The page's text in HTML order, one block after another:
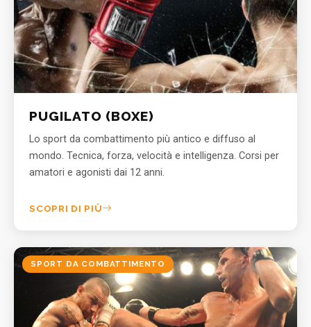
PUGILATO (BOXE)
Lo sport da combattimento più antico e diffuso al
mondo. Tecnica, forza, velocità e intelligenza. Corsi per
amatori e agonisti dai 12 anni.
SCOPRI DI PIÙ
SPORT DA COMBATTIMENTO